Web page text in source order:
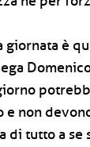
è
e non
di tutto a se